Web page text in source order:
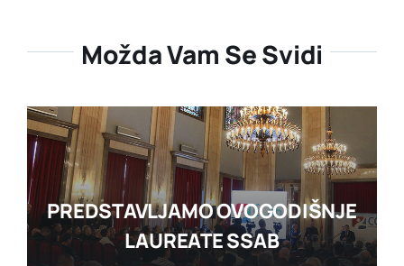
Možda Vam Se Svidi
PREDSTAVLJAMO OVOGODIŠNJE
LAUREATE SSAB